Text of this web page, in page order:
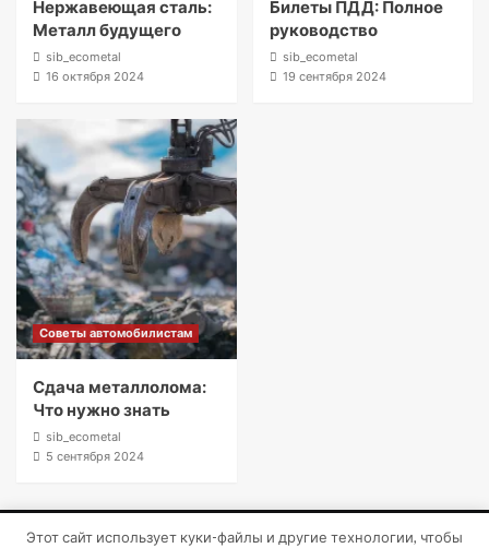
Нержавеющая сталь:
Металл будущего
sib_ecometal
16 октября 2024
Билеты ПДД: Полное
руководство
sib_ecometal
19 сентября 2024
Советы автомобилистам
Сдача металлолома:
Что нужно знать
sib_ecometal
5 сентября 2024
Этот сайт использует куки-файлы и другие технологии, чтобы